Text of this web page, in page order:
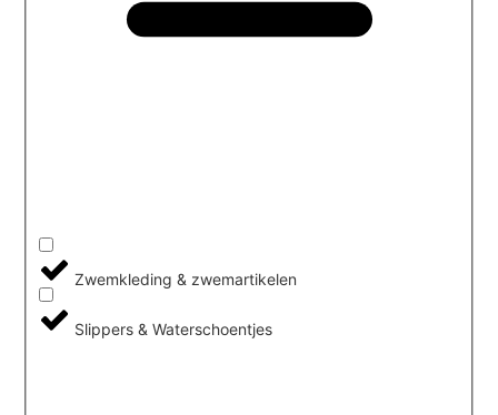
Zwemkleding & zwemartikelen
Slippers & Waterschoentjes